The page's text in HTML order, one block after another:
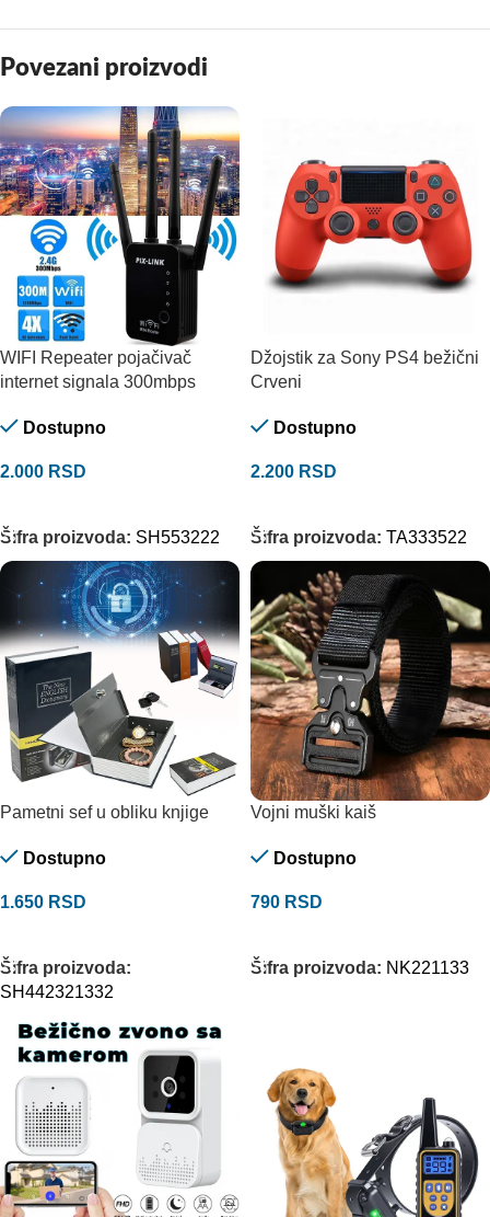
Povezani proizvodi
WIFI Repeater pojačivač
internet signala 300mbps
Dostupno
2.000 RSD
Šifra proizvoda: SH553222
Džojstik za Sony PS4 bežični
Crveni
Dostupno
2.200 RSD
Šifra proizvoda: TA333522
Pametni sef u obliku knjige
Dostupno
1.650 RSD
Šifra proizvoda:
SH442321332
Vojni muški kaiš
Dostupno
790 RSD
Šifra proizvoda: NK221133